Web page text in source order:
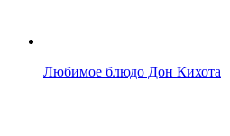
Любимое блюдо Дон Кихота